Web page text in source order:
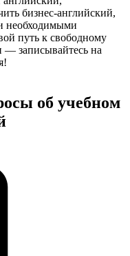
бизнес-английский,
необходимыми
путь к свободному
— записывайтесь на
об учебном